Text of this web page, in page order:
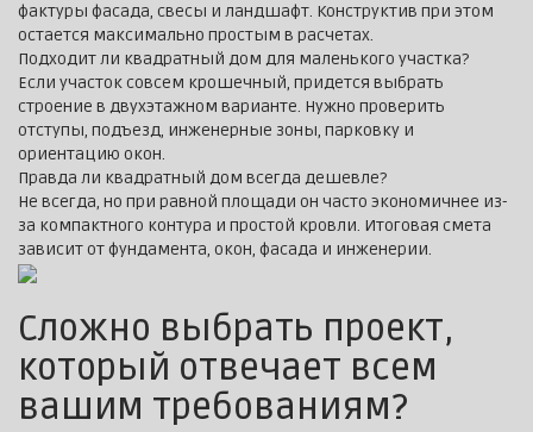
фактуры фасада, свесы и ландшафт. Конструктив при этом
остается максимально простым в расчетах.
Подходит ли квадратный дом для маленького участка?
Если участок совсем крошечный, придется выбрать
строение в двухэтажном варианте. Нужно проверить
отступы, подъезд, инженерные зоны, парковку и
ориентацию окон.
Правда ли квадратный дом всегда дешевле?
Не всегда, но при равной площади он часто экономичнее из-
за компактного контура и простой кровли. Итоговая смета
зависит от фундамента, окон, фасада и инженерии.
Сложно выбрать проект,
который отвечает всем
вашим требованиям?